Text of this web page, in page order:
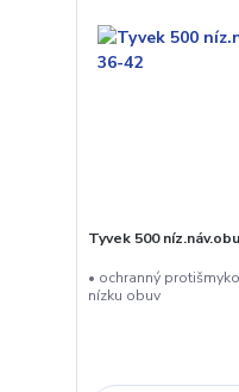
Tyvek 500
• ochranný
nízku obuv